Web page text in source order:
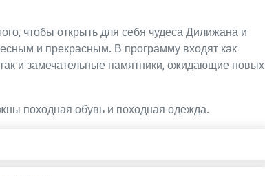
чтобы открыть для себя чудеса Дилижана и
и прекрасным. В программу входят как
и замечательные памятники, ожидающие новых
походная обувь и походная одежда.